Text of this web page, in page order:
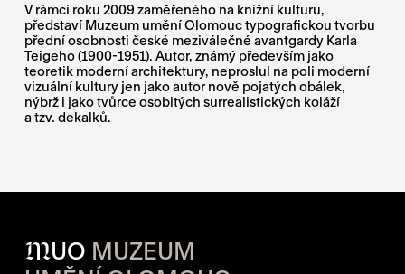
V rámci roku 2009 zaměřeného na knižní kulturu,
představí Muzeum umění Olomouc typografickou tvorbu
přední osobnosti české meziválečné avantgardy Karla
Teigeho (1900-1951). Autor, známý především jako
teoretik moderní architektury, neproslul na poli moderní
vizuální kultury jen jako autor nově pojatých obálek,
nýbrž i jako tvůrce osobitých surrealistických koláží
a tzv. dekalků.
MUO MUZEUM